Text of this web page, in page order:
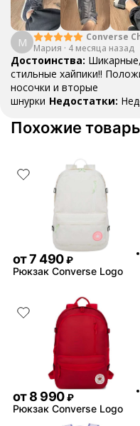
М
Converse
Taylor All
Double
Platform
Мария · 4 месяца назад
Достоинства:
стильные хайпики!!
носочки и вторые
шнурки Недостатки:
Похожие
от7 490 ₽
Рюкзак Converse Logo
от8 990 ₽
Рюкзак Converse Logo